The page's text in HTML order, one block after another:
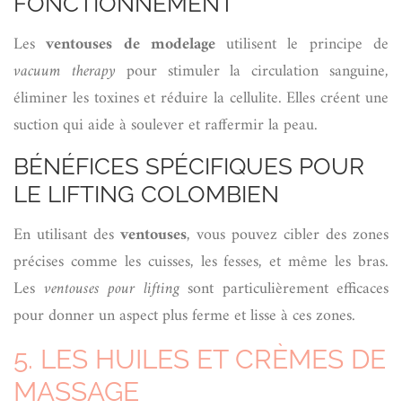
Lesventouses de modelageutilisent le principe de
vacuum therapy pour stimuler la circulation sanguine,
éliminer les toxines et réduire la cellulite. Elles créent une
suction qui aide à soulever et raffermir la peau.
BÉNÉFICES SPÉCIFIQUES POUR
LE LIFTING COLOMBIEN
En utilisant des ventouses, vous pouvez cibler des zones
précises comme les cuisses, les fesses, et même les bras.
Les ventouses pour liftingsont particulièrement efficaces
pour donner un aspect plus ferme et lisse à ces zones.
5. LES HUILES ET CRÈMES DE
MASSAGE